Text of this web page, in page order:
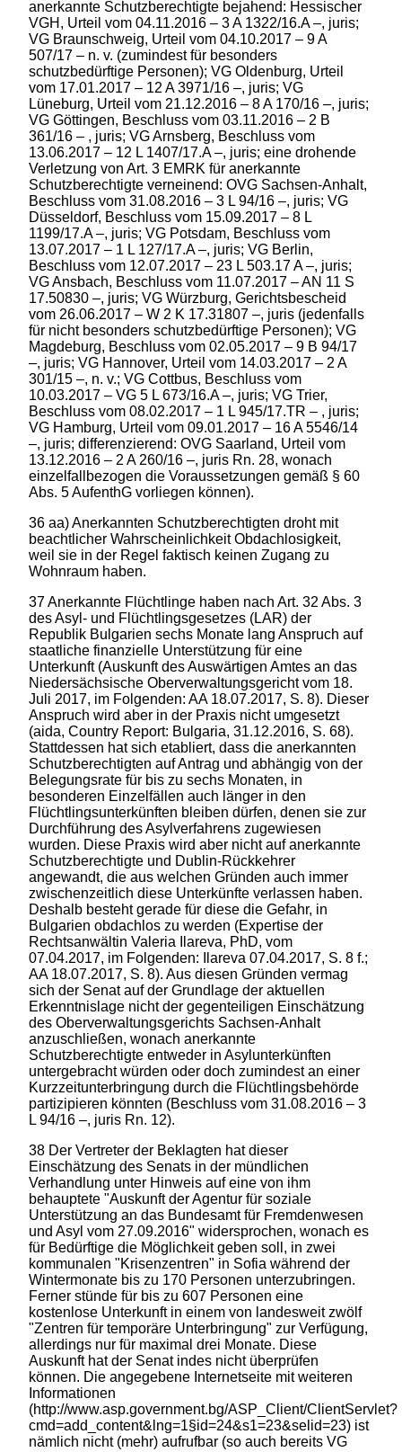
anerkannte Schutzberechtigte bejahend: Hessischer
VGH, Urteil vom 04.11.2016 – 3 A 1322/16.A –, juris;
VG Braunschweig, Urteil vom 04.10.2017 – 9 A
507/17 – n. v. (zumindest für besonders
schutzbedürftige Personen); VG Oldenburg, Urteil
vom 17.01.2017 – 12 A 3971/16 –, juris; VG
Lüneburg, Urteil vom 21.12.2016 – 8 A 170/16 –, juris;
VG Göttingen, Beschluss vom 03.11.2016 – 2 B
361/16 – , juris; VG Arnsberg, Beschluss vom
13.06.2017 – 12 L 1407/17.A –, juris; eine drohende
Verletzung von Art. 3 EMRK für anerkannte
Schutzberechtigte verneinend: OVG Sachsen-Anhalt,
Beschluss vom 31.08.2016 – 3 L 94/16 –, juris; VG
Düsseldorf, Beschluss vom 15.09.2017 – 8 L
1199/17.A –, juris; VG Potsdam, Beschluss vom
13.07.2017 – 1 L 127/17.A –, juris; VG Berlin,
Beschluss vom 12.07.2017 – 23 L 503.17 A –, juris;
VG Ansbach, Beschluss vom 11.07.2017 – AN 11 S
17.50830 –, juris; VG Würzburg, Gerichtsbescheid
vom 26.06.2017 – W 2 K 17.31807 –, juris (jedenfalls
für nicht besonders schutzbedürftige Personen); VG
Magdeburg, Beschluss vom 02.05.2017 – 9 B 94/17
–, juris; VG Hannover, Urteil vom 14.03.2017 – 2 A
301/15 –, n. v.; VG Cottbus, Beschluss vom
10.03.2017 – VG 5 L 673/16.A –, juris; VG Trier,
Beschluss vom 08.02.2017 – 1 L 945/17.TR – , juris;
VG Hamburg, Urteil vom 09.01.2017 – 16 A 5546/14
–, juris; differenzierend: OVG Saarland, Urteil vom
13.12.2016 – 2 A 260/16 –, juris Rn. 28, wonach
einzelfallbezogen die Voraussetzungen gemäß § 60
Abs. 5 AufenthG vorliegen können).
36 aa) Anerkannten Schutzberechtigten droht mit
beachtlicher Wahrscheinlichkeit Obdachlosigkeit,
weil sie in der Regel faktisch keinen Zugang zu
Wohnraum haben.
37 Anerkannte Flüchtlinge haben nach Art. 32 Abs. 3
des Asyl- und Flüchtlingsgesetzes (LAR) der
Republik Bulgarien sechs Monate lang Anspruch auf
staatliche finanzielle Unterstützung für eine
Unterkunft (Auskunft des Auswärtigen Amtes an das
Niedersächsische Oberverwaltungsgericht vom 18.
Juli 2017, im Folgenden: AA 18.07.2017, S. 8). Dieser
Anspruch wird aber in der Praxis nicht umgesetzt
(aida, Country Report: Bulgaria, 31.12.2016, S. 68).
Stattdessen hat sich etabliert, dass die anerkannten
Schutzberechtigten auf Antrag und abhängig von der
Belegungsrate für bis zu sechs Monaten, in
besonderen Einzelfällen auch länger in den
Flüchtlingsunterkünften bleiben dürfen, denen sie zur
Durchführung des Asylverfahrens zugewiesen
wurden. Diese Praxis wird aber nicht auf anerkannte
Schutzberechtigte und Dublin-Rückkehrer
angewandt, die aus welchen Gründen auch immer
zwischenzeitlich diese Unterkünfte verlassen haben.
Deshalb besteht gerade für diese die Gefahr, in
Bulgarien obdachlos zu werden (Expertise der
Rechtsanwältin Valeria Ilareva, PhD, vom
07.04.2017, im Folgenden: Ilareva 07.04.2017, S. 8 f.;
AA 18.07.2017, S. 8). Aus diesen Gründen vermag
sich der Senat auf der Grundlage der aktuellen
Erkenntnislage nicht der gegenteiligen Einschätzung
des Oberverwaltungsgerichts Sachsen-Anhalt
anzuschließen, wonach anerkannte
Schutzberechtigte entweder in Asylunterkünften
untergebracht würden oder doch zumindest an einer
Kurzzeitunterbringung durch die Flüchtlingsbehörde
partizipieren könnten (Beschluss vom 31.08.2016 – 3
L 94/16 –, juris Rn. 12).
38 Der Vertreter der Beklagten hat dieser
Einschätzung des Senats in der mündlichen
Verhandlung unter Hinweis auf eine von ihm
behauptete "Auskunft der Agentur für soziale
Unterstützung an das Bundesamt für Fremdenwesen
und Asyl vom 27.09.2016" widersprochen, wonach es
für Bedürftige die Möglichkeit geben soll, in zwei
kommunalen "Krisenzentren" in Sofia während der
Wintermonate bis zu 170 Personen unterzubringen.
Ferner stünde für bis zu 607 Personen eine
kostenlose Unterkunft in einem von landesweit zwölf
"Zentren für temporäre Unterbringung" zur Verfügung,
allerdings nur für maximal drei Monate. Diese
Auskunft hat der Senat indes nicht überprüfen
können. Die angegebene Internetseite mit weiteren
Informationen
(http://www.asp.government.bg/ASP_Client/ClientServlet?
cmd=add_content&lng=1§id=24&s1=23&selid=23) ist
nämlich nicht (mehr) aufrufbar (so auch bereits VG